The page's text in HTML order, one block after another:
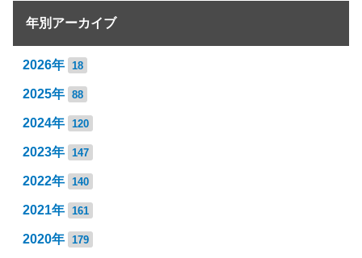
年別アーカイブ
2026年 18
2025年 88
2024年 120
2023年 147
2022年 140
2021年 161
2020年 179